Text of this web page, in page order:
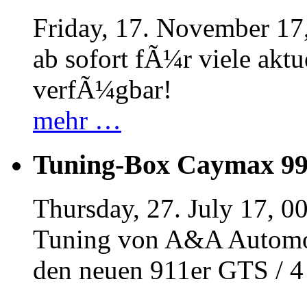
Friday, 17. November
ab sofort fÃ¼r viele
verfÃ¼gbar!
mehr …
Tuning-Box Caymax
Thursday, 27. July 17,
Tuning von A&A
den neuen 911er GTS /